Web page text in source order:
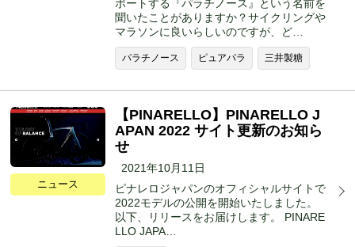
ポートする『パラチノース』という名前を
聞いたことがありますか？サイクリングや
マラソンに良いらしいのですが、ど…
パラチノース ピュアパラ 三井製糖
ニュース
【PINARELLO】PINARELLO J
APAN 2022 サイト更新のお知ら
せ
2021年10月11日
ピナレロジャパンのオフィシャルサイトで
2022モデルの公開を開始いたしました。
以下、リリースをお届けします。 PINARE
LLO JAPA…